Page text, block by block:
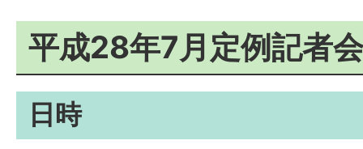
平成28年7月定例記者
日時